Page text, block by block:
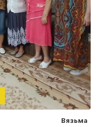
Вязьма